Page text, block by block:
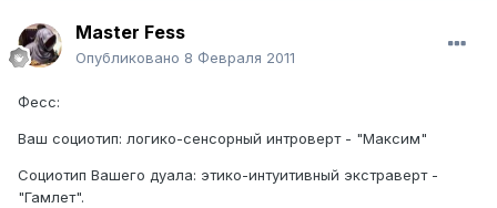
Master Fess
Опубликовано 8 Февраля 2011
Фесс:
Ваш социотип: логико-сенсорный интроверт - "Максим"
Социотип Вашего дуала: этико-интуитивный экстраверт -
"Гамлет".